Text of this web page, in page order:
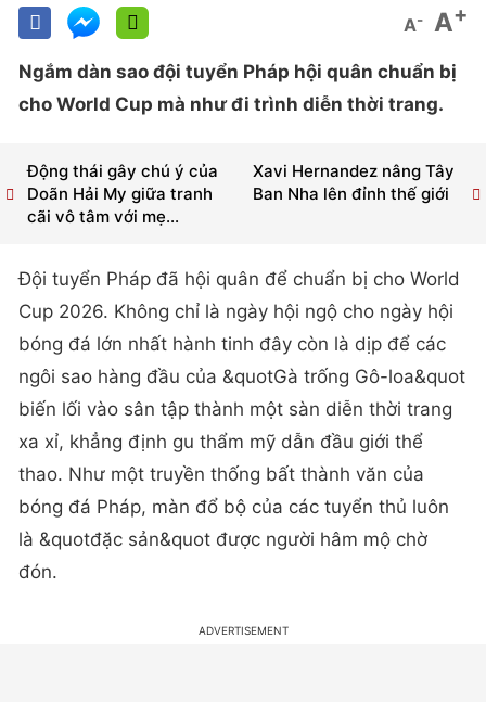
A- A+
Ngắm dàn sao đội tuyển Pháp hội quân chuẩn bị
cho World Cup mà như đi trình diễn thời trang.
Xavi Hernandez nâng Tây
Ban Nha lên đỉnh thế giới
Động thái gây chú ý của
Doãn Hải My giữa tranh
cãi vô tâm với mẹ...
Đội tuyển Pháp đã hội quân để chuẩn bị cho World
Cup 2026. Không chỉ là ngày hội ngộ cho ngày hội
bóng đá lớn nhất hành tinh đây còn là dịp để các
ngôi sao hàng đầu của &quotGà trống Gô-loa&quot
biến lối vào sân tập thành một sàn diễn thời trang
xa xỉ, khẳng định gu thẩm mỹ dẫn đầu giới thể
thao. Như một truyền thống bất thành văn của
bóng đá Pháp, màn đổ bộ của các tuyển thủ luôn
là &quotđặc sản&quot được người hâm mộ chờ
đón.